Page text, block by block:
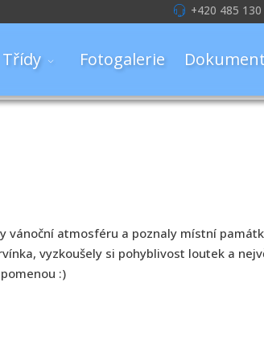
+420 485
Třídy Fotogalerie
vánoční atmosféru a poznaly místní
vyzkoušely si pohyblivost loutek a
:)